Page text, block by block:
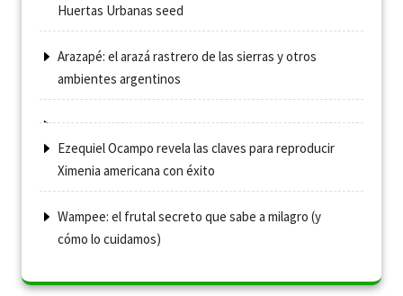
Huertas Urbanas seed
Arazapé: el arazá rastrero de las sierras y otros
ambientes argentinos
Ezequiel Ocampo revela las claves para reproducir
Ximenia americana con éxito
Wampee: el frutal secreto que sabe a milagro (y
cómo lo cuidamos)